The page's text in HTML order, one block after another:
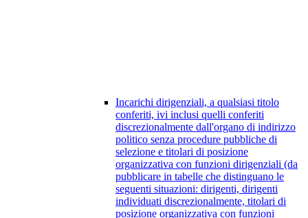
Incarichi dirigenziali, a qualsiasi titolo
conferiti, ivi inclusi quelli conferiti
discrezionalmente dall'organo di indirizzo
politico senza procedure pubbliche di
selezione e titolari di posizione
organizzativa con funzioni dirigenziali (da
pubblicare in tabelle che distinguano le
seguenti situazioni: dirigenti, dirigenti
individuati discrezionalmente, titolari di
posizione organizzativa con funzioni